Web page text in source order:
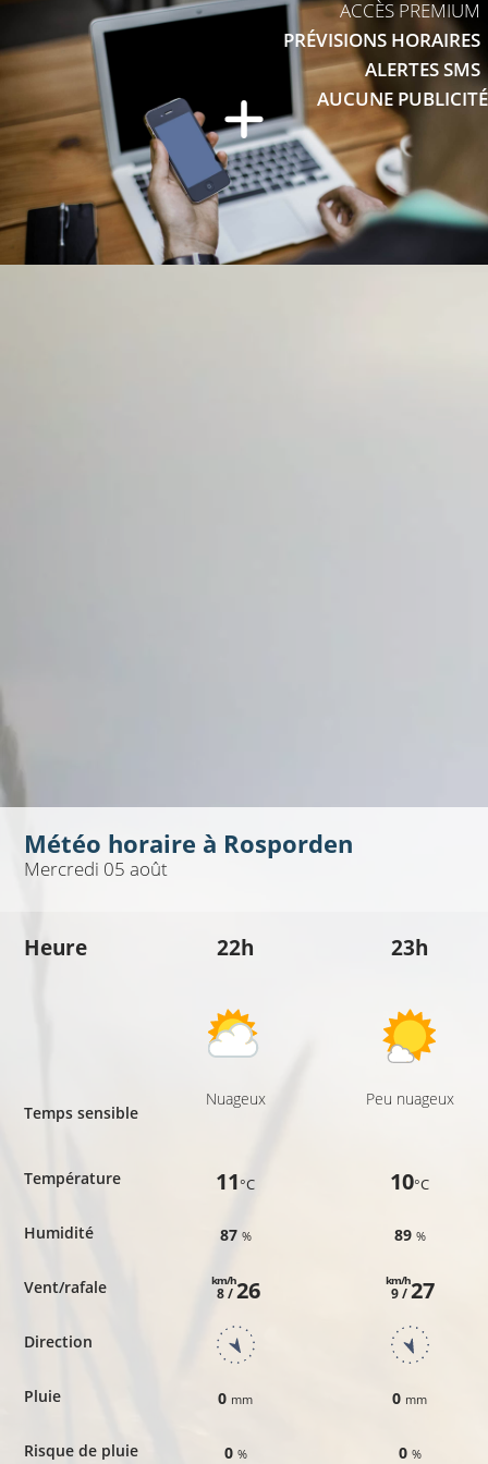
ACCÈS PREMIUM
PRÉVISIONS HORAIRES
ALERTES SMS
AUCUNE PUBLICITÉ
Météo horaire à Rosporden
Mercredi 05 août
Heure
Temps sensible
Température
Humidité
Vent/rafale
Direction
Pluie
Risque de pluie
22h
Nuageux
11°C
87 %
8 /
km/h26
0 mm
0 %
23h
Peu nuageux
10°C
89 %
9 /
km/h27
0 mm
0 %